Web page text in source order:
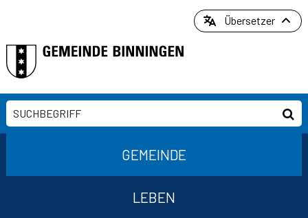
Übersetzer
GEMEINDE
LEBEN
Suchbegriff